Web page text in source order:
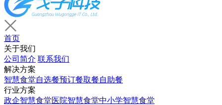
首页
关于我们
公司简介 联系我们
解决方案
智慧食堂自选餐预订餐取餐自助餐
行业方案
政企智慧食堂医院智慧食堂中小学智慧食堂